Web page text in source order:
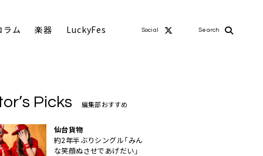
ラム 楽器 LuckyFes Social Search
Picks 編集部おすすめ
仙台貨物
約2年半ぶりシングル「みん
な笑顔ぬさせであげだい」